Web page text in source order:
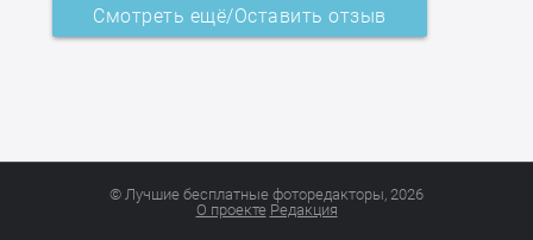
Смотреть ещё/Оставить отзыв
© Лучшие бесплатные фоторедакторы, 2026
О проекте Редакция